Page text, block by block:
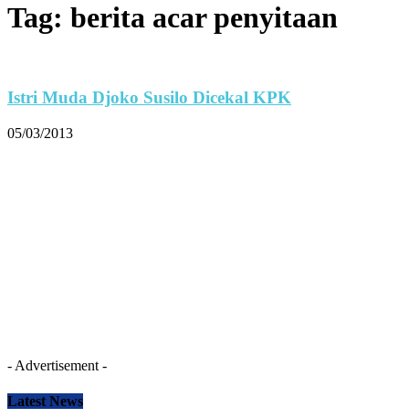
Tag: berita acar penyitaan
Istri Muda Djoko Susilo Dicekal KPK
05/03/2013
- Advertisement -
Latest News